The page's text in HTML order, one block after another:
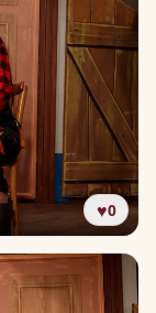
♥0